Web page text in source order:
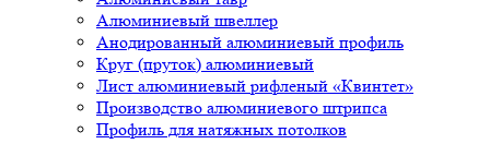
Алюминиевый швеллер
Анодированный алюминиевый профиль
Круг (пруток) алюминиевый
Лист алюминиевый рифленый «Квинтет»
Производство алюминиевого штрипса
Профиль для натяжных потолков